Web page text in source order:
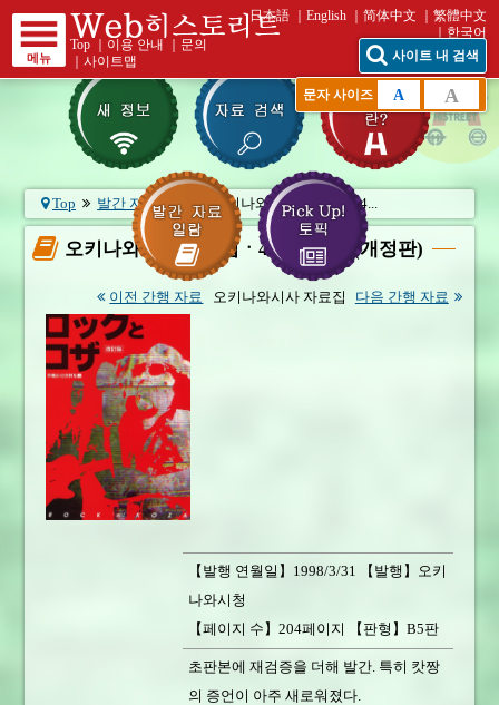
메뉴
Top 이용 안내
문의
｜사이트맵
日本語 English 简体中文
繁體中文
한국어
사이트 내 검색
문자 사이즈 A A
Top 발간 자료 일람 오키나와시사 자료집ㆍ4...
오키나와시사 자료집ㆍ4 록과 코자(개정판)
이전 간행 자료 오키나와시사 자료집 다음 간행 자료
【발행 연월일】1998/3/31 【발행】오키
나와시청
【페이지 수】204페이지 【판형】B5판
【서적 중량】490g
【가격】1,500円 【판매 상황】판매 중
초판본에 재검증을 더해 발간. 특히 캇짱
의 증언이 아주 새로워졌다.